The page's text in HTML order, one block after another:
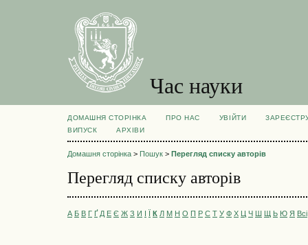
Час науки
ДОМАШНЯ СТОРІНКА ПРО НАС УВІЙТИ
ВИПУСК
АРХІВИ
Домашня сторінка > Пошук > Перегляд списку авторів
Перегляд списку авторів
А Б В Г Ґ Д Е Є Ж З И І Ї К Л М Н О П Р С Т У Ф Х Ц Ч Ш Щ Ь Ю Я Всі